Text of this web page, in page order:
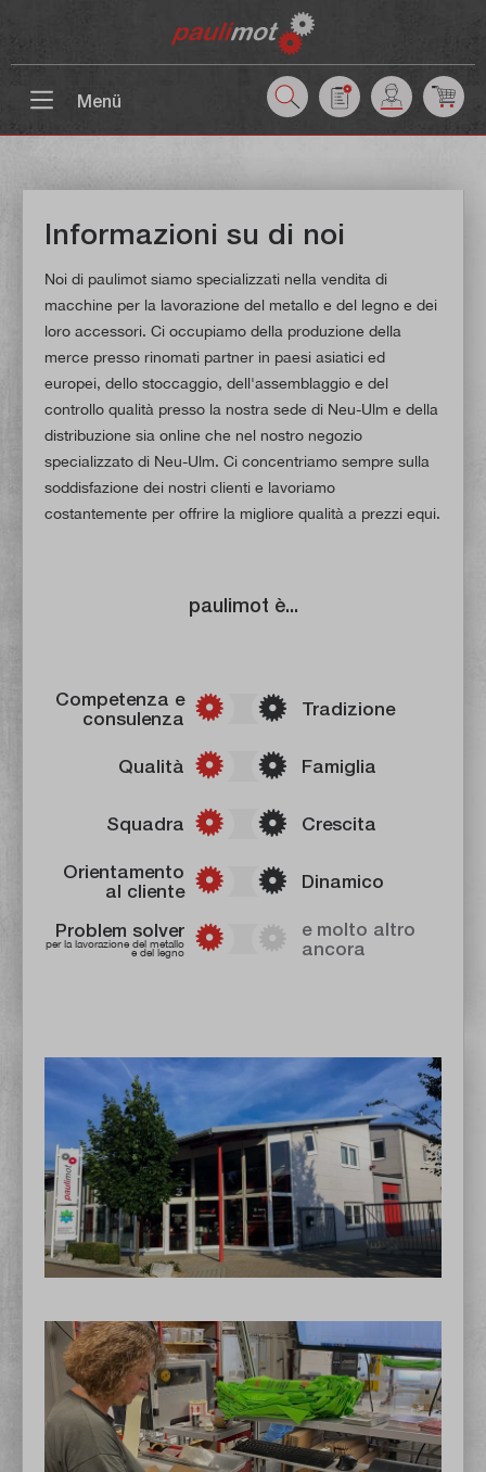
Menü
Informazioni su di noi
Noi di paulimot siamo specializzati nella vendita di
macchine per la lavorazione del metallo e del legno e dei
loro accessori. Ci occupiamo della produzione della
merce presso rinomati partner in paesi asiatici ed
europei, dello stoccaggio, dell'assemblaggio e del
controllo qualità presso la nostra sede di Neu-Ulm e della
distribuzione sia online che nel nostro negozio
specializzato di Neu-Ulm. Ci concentriamo sempre sulla
soddisfazione dei nostri clienti e lavoriamo
costantemente per offrire la migliore qualità a prezzi equi.
paulimot è...
Competenza e
consulenza
Tradizione
Qualità Famiglia
Squadra Crescita
Orientamento
al cliente
Dinamico
Problem solver
per la lavorazione del metallo
e del legno
e molto altro
ancora